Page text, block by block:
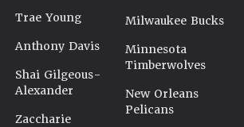
Trae Young
Anthony Davis
Shai Gilgeous-
Alexander
Zaccharie
Milwaukee Bucks
Minnesota
Timberwolves
New Orleans
Pelicans